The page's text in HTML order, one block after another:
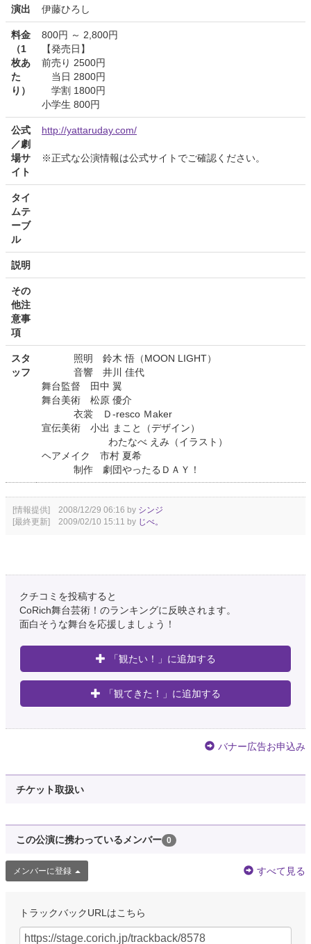
演出 伊藤ひろし
料金
（1
枚あ
た
り）
800円 ～ 2,800円
【発売日】
前売り 2500円
当日 2800円
学割 1800円
小学生 800円
公式
／劇
場サ
イト
http://yattaruday.com/
※正式な公演情報は公式サイトでご確認ください。
タイ
ムテ
ーブ
ル
説明
その
他注
意事
項
スタ
ッフ
照明 鈴木 悟（MOON LIGHT）
音響 井川 佳代
舞台監督 田中 翼
舞台美術 松原 優介
衣裳 Ｄ-resco Ｍaker
宣伝美術 小出 まこと（デザイン）
わたなべ えみ（イラスト）
ヘアメイク 市村 夏希
制作 劇団やったるＤＡＹ！
[情報提供] 2008/12/29 06:16 by シンジ
[最終更新] 2009/02/10 15:11 by じべ。
クチコミを投稿すると
CoRich舞台芸術！のランキングに反映されます。
面白そうな舞台を応援しましょう！
「観たい！」に追加する
「観てきた！」に追加する
バナー広告お申込み
チケット取扱い
この公演に携わっているメンバー 0
メンバーに登録 すべて見る
トラックバックURLはこちら